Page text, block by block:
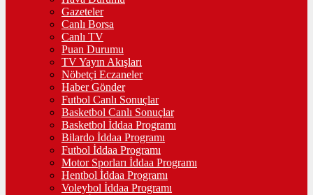
Gazeteler
Canlı Borsa
Canlı TV
Puan Durumu
TV Yayın Akışları
Nöbetçi Eczaneler
Haber Gönder
Futbol Canlı Sonuçlar
Basketbol Canlı Sonuçlar
Basketbol İddaa Programı
Bilardo İddaa Programı
Futbol İddaa Programı
Motor Sporları İddaa Programı
Hentbol İddaa Programı
Voleybol İddaa Programı